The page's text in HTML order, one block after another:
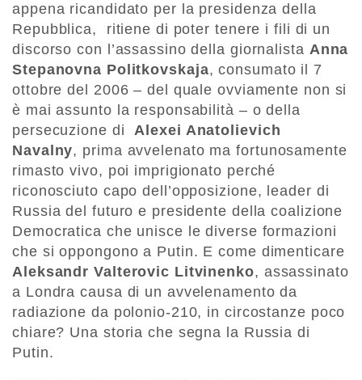
appena ricandidato per la presidenza della
Repubblica, ritiene di poter tenere i fili di un
discorso con l’assassino della giornalista Anna
Stepanovna Politkovskaja, consumato il 7
ottobre del 2006 – del quale ovviamente non si
è mai assunto la responsabilità – o della
persecuzione diAlexei Anatolievich
Navalny, prima avvelenato ma fortunosamente
rimasto vivo, poi imprigionato perché
riconosciuto capo dell’opposizione, leader di
Russia del futuro e presidente della coalizione
Democratica che unisce le diverse formazioni
che si oppongono a Putin. E come dimenticare
Aleksandr Valterovic Litvinenko, assassinato
a Londra causa di un avvelenamento da
radiazione da polonio-210, in circostanze poco
chiare? Una storia che segna la Russia di
Putin.